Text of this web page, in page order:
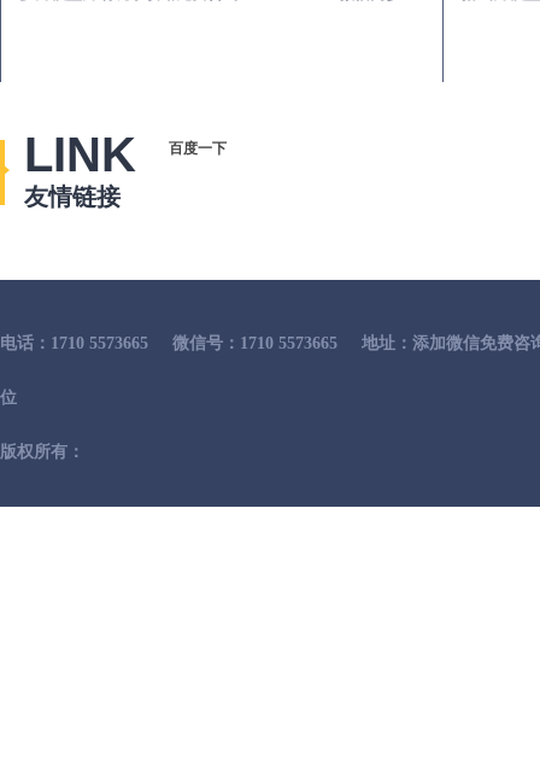
LINK
友情链接
百度一下
电话：1710 5573665 微信号：1710 5573665 地址：添加微信免费咨
位
版权所有：